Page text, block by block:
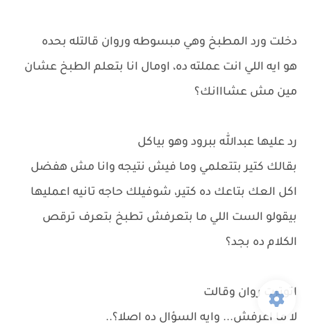
دخلت ورد المطبخ وهي مبسوطه وروان قالتله بحده
هو ايه اللي انت عملته ده، اومال انا بتعلم الطبخ عشان
مين مش عشااانك؟
رد عليها عبدالله ببرود وهو بياكل
بقالك كتير بتتعلمي وما فيش نتيجه وانا مش هفضل
اكل العك بتاعك ده كتير، شوفيلك حاجه تانيه اعمليها
بيقولو الست اللي ما بتعرفش تطبخ بتعرف ترقص
الكلام ده بجد؟
اتوترت روان وقالت
لا ما اعرفش... وايه السؤال ده اصلا؟..